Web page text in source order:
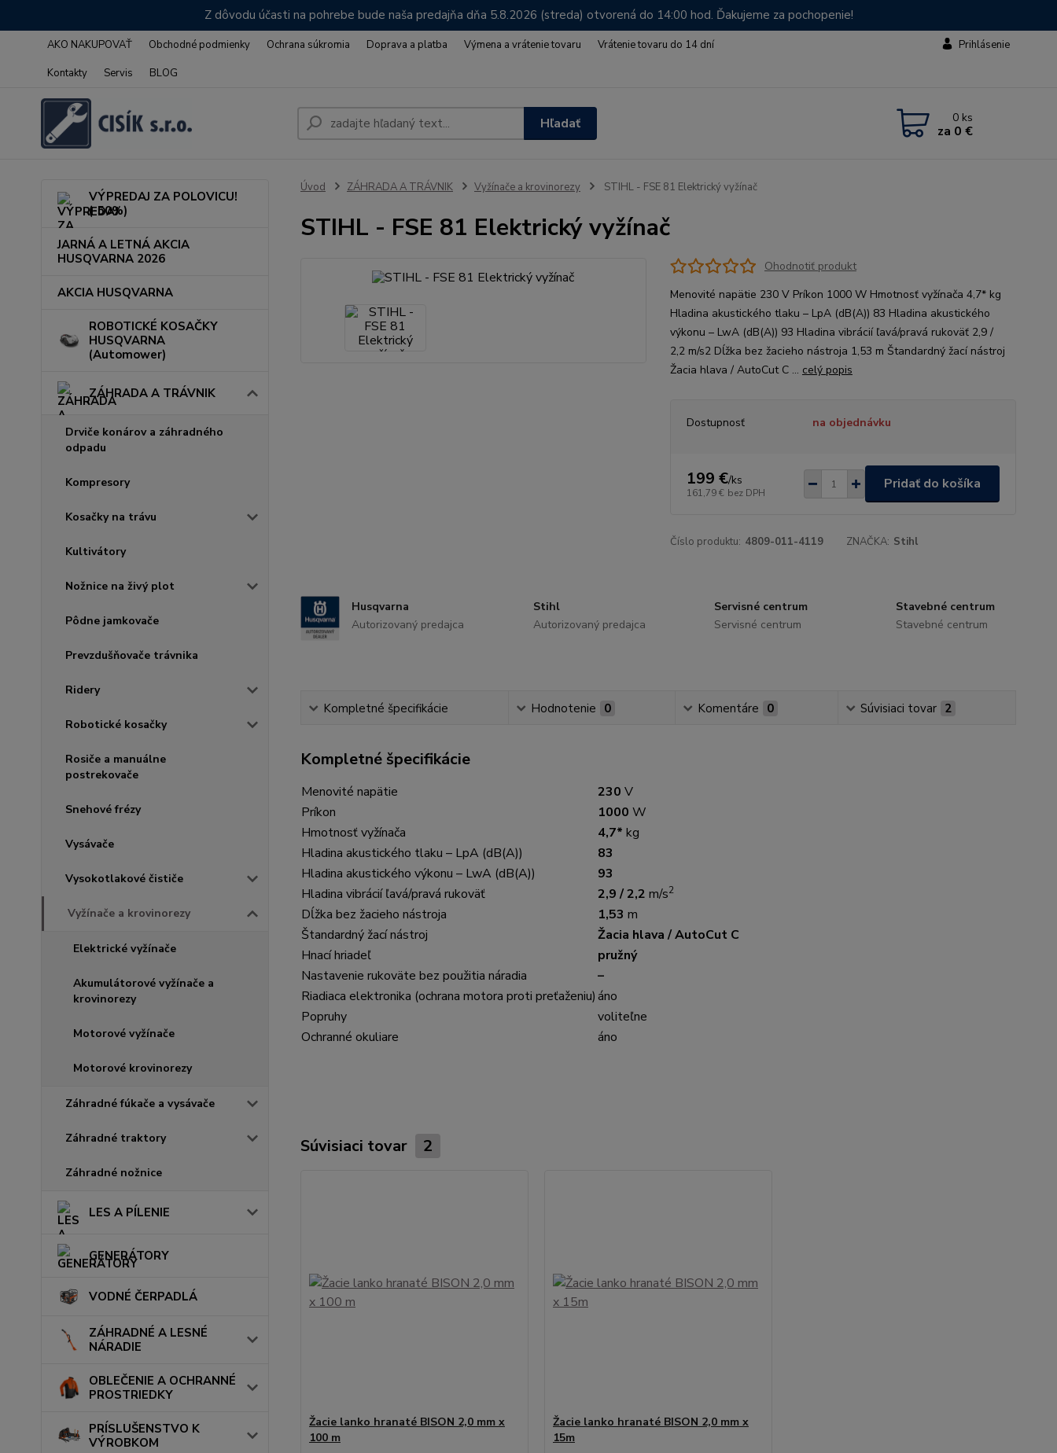
Z dôvodu účasti na pohrebe bude naša predajňa dňa 5.8.2026 (streda) otvorená do 14:00 hod. Ďakujeme za pochopenie!
AKO NAKUPOVAŤ Obchodné podmienky Ochrana súkromia Doprava a platba Výmena a vrátenie tovaru
Vrátenie tovaru do 14 dní
Kontakty
Servis BLOG
Prihlásenie
Hľadať 0 ks
za 0 €
VÝPREDAJ ZA POLOVICU!
(-50%)
JARNÁ A LETNÁ AKCIA
HUSQVARNA 2026
AKCIA HUSQVARNA
ROBOTICKÉ KOSAČKY
HUSQVARNA
(Automower)
ZÁHRADA A TRÁVNIK
Drviče konárov a záhradného
odpadu
Kompresory
Kosačky na trávu
Kultivátory
Nožnice na živý plot
Pôdne jamkovače
Prevzdušňovače trávnika
Ridery
Robotické kosačky
Rosiče a manuálne
postrekovače
Snehové frézy
Vysávače
Vysokotlakové čističe
Vyžínače a krovinorezy
Elektrické vyžínače
Akumulátorové vyžínače a
krovinorezy
Motorové vyžínače
Motorové krovinorezy
Záhradné fúkače a vysávače
Záhradné traktory
Záhradné nožnice
LES A PÍLENIE
GENERÁTORY
VODNÉ ČERPADLÁ
ZÁHRADNÉ A LESNÉ
NÁRADIE
OBLEČENIE A OCHRANNÉ
PROSTRIEDKY
PRÍSLUŠENSTVO K
VÝROBKOM
Úvod ZÁHRADA A TRÁVNIK Vyžínače a krovinorezy STIHL - FSE 81 Elektrický vyžínač
STIHL - FSE 81 Elektrický vyžínač
Ohodnotiť produkt
Menovité napätie 230 V Príkon 1000 W Hmotnosť vyžínača 4,7* kg
Hladina akustického tlaku – LpA (dB(A)) 83 Hladina akustického
výkonu – LwA (dB(A)) 93 Hladina vibrácií ľavá/pravá rukoväť 2,9 /
2,2 m/s2 Dĺžka bez žacieho nástroja 1,53 m Štandardný žací nástroj
Žacia hlava / AutoCut C ... celý popis
Dostupnosť na objednávku
199 €/ks
161,79 € bez DPH
Pridať do košíka
Číslo produktu: 4809-011-4119 ZNAČKA: Stihl
Husqvarna
Autorizovaný predajca
Stihl
Autorizovaný predajca
Servisné centrum
Servisné centrum
Stavebné centrum
Stavebné centrum
Kompletné špecifikácie Hodnotenie 0 Komentáre 0 Súvisiaci tovar 2
Kompletné špecifikácie
Menovité napätie 230 V
Príkon
1000 W
Hmotnosť vyžínača
4,7* kg
Hladina akustického tlaku – LpA (dB(A))
83
Hladina akustického výkonu – LwA (dB(A))
93
Hladina vibrácií ľavá/pravá rukoväť
2,9 / 2,2 m/s2
Dĺžka bez žacieho nástroja 1,53 m
Štandardný žací nástroj
Žacia hlava / AutoCut C
Hnací hriadeľ
pružný
Nastavenie rukoväte bez použitia náradia
–
Riadiaca elektronika (ochrana motora proti preťaženiu)áno
Popruhy
voliteľne
Ochranné okuliare
áno
Súvisiaci tovar 2
Žacie lanko hranaté BISON 2,0 mm x
100 m
Žacie lanko hranaté BISON 2,0 mm x
15m